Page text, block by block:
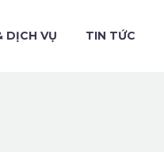
DỊCH VỤ TIN TỨC